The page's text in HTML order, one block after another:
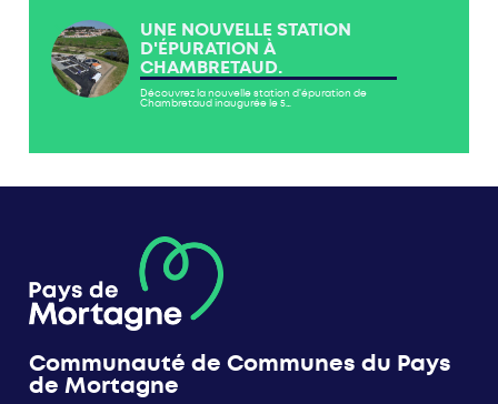
UNE NOUVELLE STATION
D'ÉPURATION À
CHAMBRETAUD.
Découvrez la nouvelle station d'épuration de
Chambretaud inaugurée le 5…
Communauté de Communes du Pays
de Mortagne